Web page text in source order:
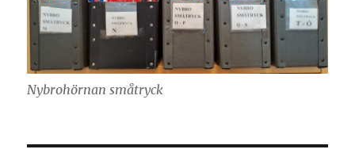
Nybrohörnan småtryck